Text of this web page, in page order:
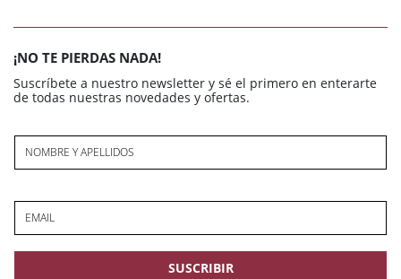
¡NO TE PIERDAS NADA!
Suscríbete a nuestro newsletter y sé el primero en enterarte
de todas nuestras novedades y ofertas.
NOMBRE Y APELLIDOS
EMAIL
SUSCRIBIR